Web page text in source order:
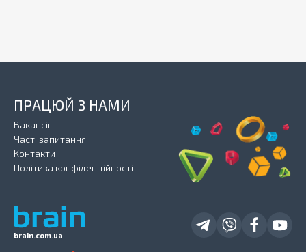
brain.com.ua
ПРАЦЮЙ З НАМИ
Вакансії
Часті запитання
Контакти
Політика конфіденційності